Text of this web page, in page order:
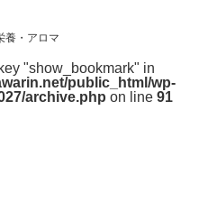
養・アロマ
"show_bookmark" in
public_html/wp-
archive.php on line 91